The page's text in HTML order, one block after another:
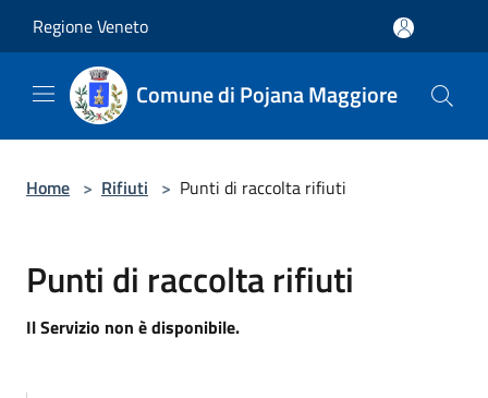
Regione Veneto
Comune di Pojana Maggiore
Home > Rifiuti > Punti di raccolta rifiuti
Punti di raccolta rifiuti
Il Servizio non è disponibile.